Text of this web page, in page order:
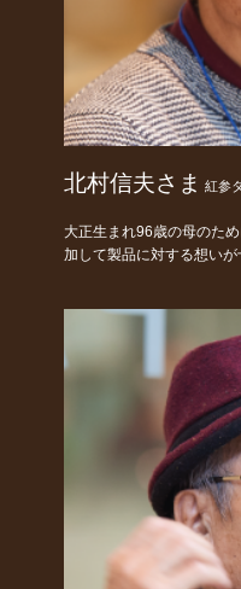
北村信夫さま 紅参
大正生まれ96歳の母のた
加して製品に対する想いが